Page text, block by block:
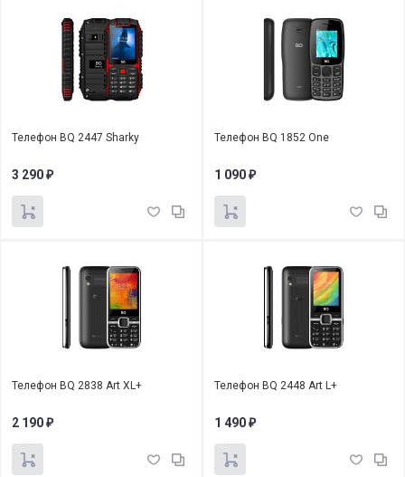
Телефон BQ 2447 Sharky
3 290 ₽
Телефон BQ 1852 One
1 090 ₽
Телефон BQ 2838 Art XL+
2 190 ₽
Телефон BQ 2448 Art L+
1 490 ₽